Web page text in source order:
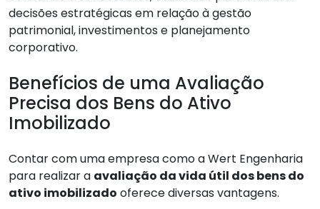
decisões estratégicas em relação à gestão
patrimonial, investimentos e planejamento
corporativo.
Benefícios de uma Avaliação
Precisa dos Bens do Ativo
Imobilizado
Contar com uma empresa como a Wert Engenharia
para realizar a avaliação da vida útil dos bens do
ativo imobilizado oferece diversas vantagens.